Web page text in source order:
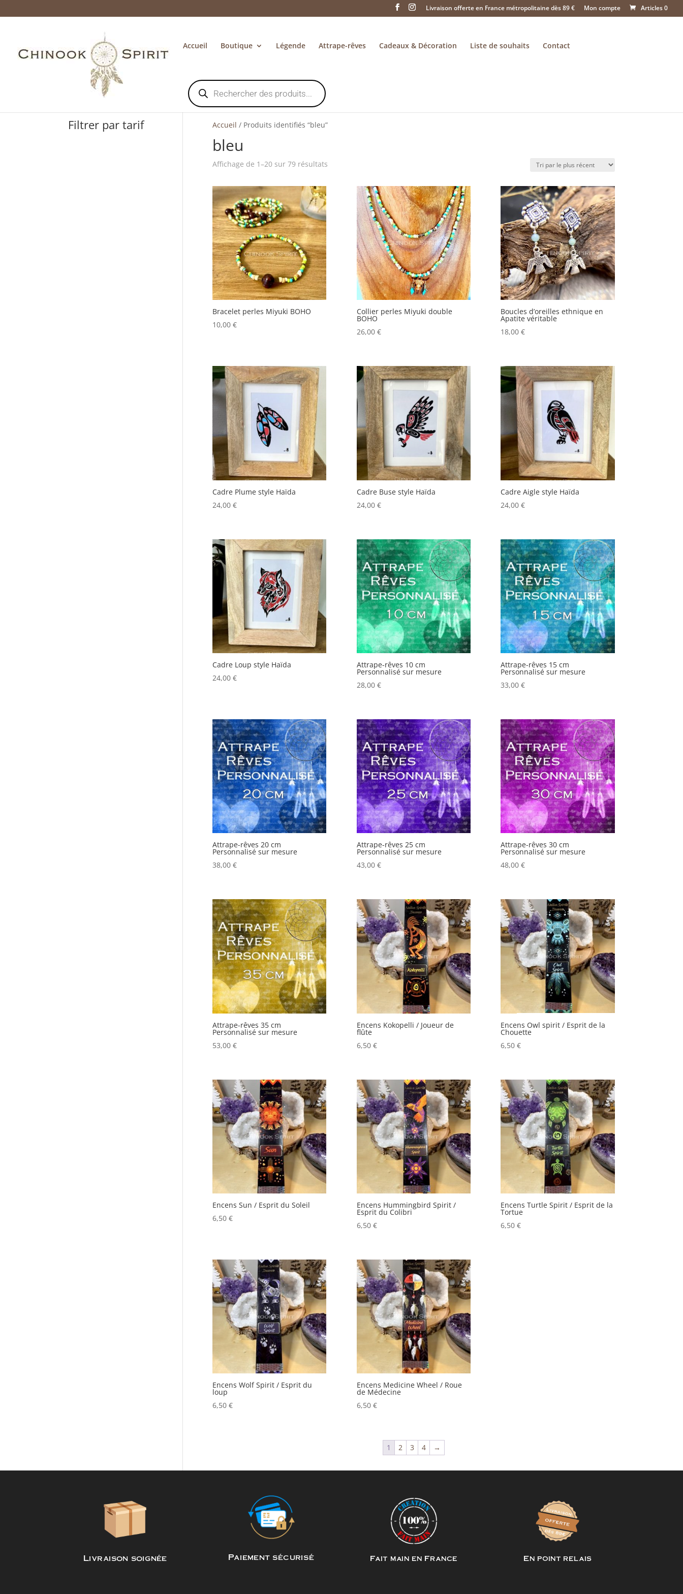
Livraison offerte en France métropolitaine dès 89 € Mon compte Articles 0
Accueil Boutique Légende Attrape-rêves Cadeaux & Décoration Liste de souhaits Contact
Recherche
de
produits
Accueil / Produits identifiés “bleu”
bleu
Affichage de 1–20 sur 79 résultatsTrié
Bracelet perles Miyuki BOHO
10,00 €
Collier perles Miyuki double
BOHO
26,00 €
Boucles d’oreilles ethnique en
Apatite véritable
18,00€
Cadre Plume style Haïda
24,00 €
Cadre Buse style Haïda
24,00 €
Cadre Aigle style Haïda
24,00€
Cadre Loup style Haïda
24,00 €
Attrape-rêves 10 cm
Personnalisé sur mesure
28,00 €
Attrape-rêves 15 cm
Personnalisé sur mesure
33,00€
Attrape-rêves 20 cm
Personnalisé sur mesure
38,00 €
Attrape-rêves 25 cm
Personnalisé sur mesure
43,00 €
Attrape-rêves 30 cm
Personnalisé sur mesure
48,00€
Attrape-rêves 35 cm
Personnalisé sur mesure
53,00 €
Encens Kokopelli / Joueur de
flûte
6,50 €
Encens Owl spirit / Esprit de la
Chouette
6,50€
Encens Sun / Esprit du Soleil
6,50 €
Encens Hummingbird Spirit /
Esprit du Colibri
6,50 €
Encens Turtle Spirit / Esprit de la
Tortue
6,50€
Encens Wolf Spirit / Esprit du
loup
6,50 €
Encens Medicine Wheel / Roue
de Médecine
6,50 €
1 2 3 4 →
Filtrer par tarif
Livraison soignée Paiement sécurisé Fait main en France En point relais